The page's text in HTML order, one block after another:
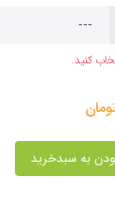
کنید.